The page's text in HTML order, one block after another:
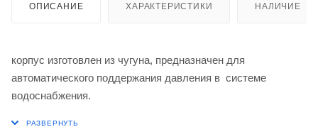
ОПИСАНИЕ ХАРАКТЕРИСТИКИ НАЛИЧИЕ
корпус изготовлен из чугуна, предназначен для
автоматического поддержания давления в системе
водоснабжения.